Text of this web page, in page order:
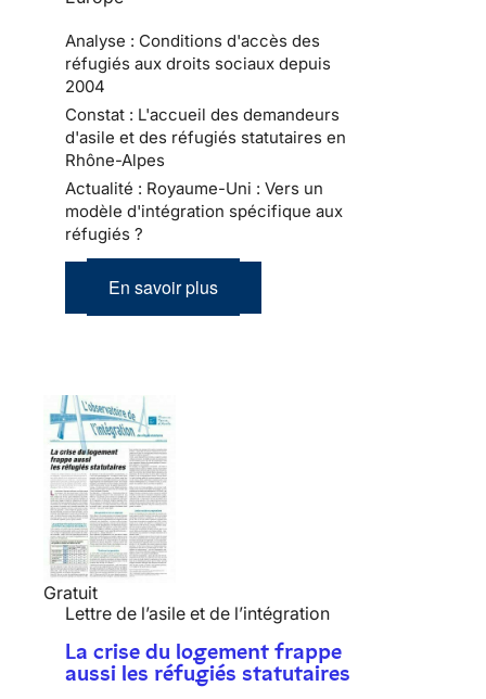
Analyse : Conditions d'accès des
réfugiés aux droits sociaux depuis
2004
Constat : L'accueil des demandeurs
d'asile et des réfugiés statutaires en
Rhône-Alpes
Actualité : Royaume-Uni : Vers un
modèle d'intégration spécifique aux
réfugiés ?
En savoir plus
Gratuit
Lettre de l’asile et de l’intégration
La crise du logement frappe
aussi les réfugiés statutaires